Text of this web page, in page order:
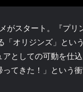
がスタート。『プリ
「オリジンズ」とい
としての可動を仕
てきた！」という